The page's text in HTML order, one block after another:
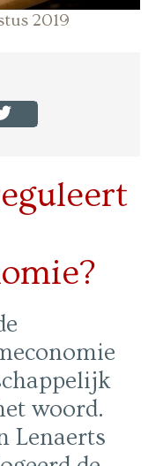
2019
woord.
Lenaerts